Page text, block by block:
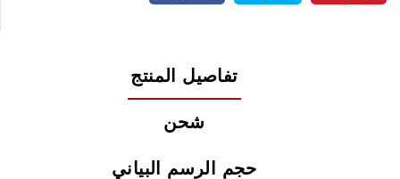
تفاصيل المنتج
شحن
حجم الرسم البياني